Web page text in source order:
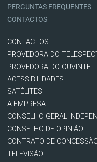
PERGUNTAS FREQUENTES
CONTACTOS
CONTACTOS
PROVEDORA DO
PROVEDORA DO OUVINTE
ACESSIBILIDADES
SATÉLITES
A EMPRESA
CONSELHO GERAL
CONSELHO DE OPINIÃO
CONTRATO DE
TELEVISÃO